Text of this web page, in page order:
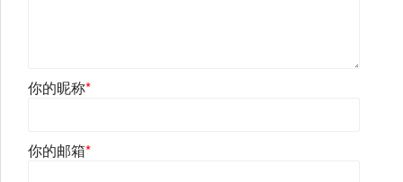
你的昵称*
你的邮箱*